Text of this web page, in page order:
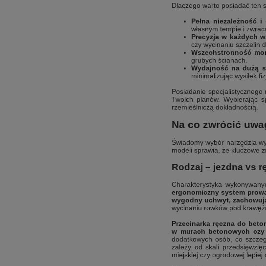
Dlaczego warto posiadać ten
Pełna niezależność i
własnym tempie i
Precyzja w każdych
czy wycinaniu szczelin
Wszechstronność
grubych ścianach.
Wydajność na dużą
minimalizując wysiłek
Posiadanie
Twoich planów. Wybierając
rzemieślniczą dokładnością.
Na co zwrócić
Świadomy wybór narzędzia
modeli sprawia, że kluczowe
Rodzaj – jezdna vs
Charakterystyka
ergonomiczny system
wygodny uchwyt,
wycinaniu rowków pod
Przecinarka ręczna do
w murach betonowych
dodatkowych osób, co
zależy od skali
miejskiej czy ogrodowej lepiej